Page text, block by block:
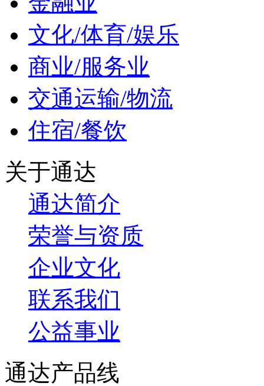
文化/体育/娱乐
商业/服务业
交通运输/物流
住宿/餐饮
关于通达
通达简介
荣誉与资质
企业文化
联系我们
公益事业
通达产品线